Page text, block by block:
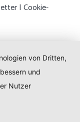
| Cookie-
von Dritten,
und
Nutzer